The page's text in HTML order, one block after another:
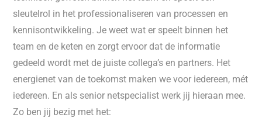
sleutelrol in het professionaliseren van processen en
kennisontwikkeling. Je weet wat er speelt binnen het
team en de keten en zorgt ervoor dat de informatie
gedeeld wordt met de juiste collega’s en partners. Het
energienet van de toekomst maken we voor iedereen, mét
iedereen. En als senior netspecialist werk jij hieraan mee.
Zo ben jij bezig met het: